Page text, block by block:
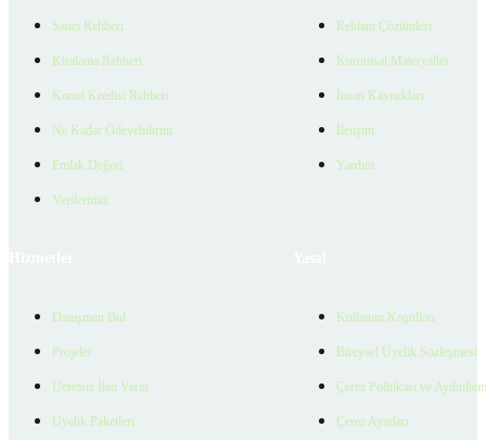
Satıcı Rehberi
Kiralama Rehberi
Konut Kredisi Rehberi
Ne Kadar Ödeyebilirim
Emlak Değeri
Verilerimiz
Reklam Çözümleri
Kurumsal Materyaller
İnsan Kaynakları
İletişim
Yardım
Danışman Bul
Projeler
Ücretsiz İlan Verin
Üyelik Paketleri
Kullanım Koşulları
Bireysel Üyelik Sözleşmesi
Çerez Politikası ve
Çerez Ayarları